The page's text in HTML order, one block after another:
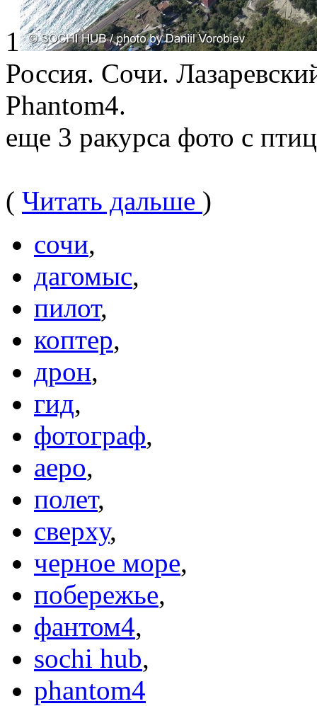
1
Россия. Сочи.
Phantom4.
еще 3 ракурса фото с
( Читать дальше )
сочи,
дагомыс,
пилот,
коптер,
дрон,
гид,
фотограф,
аеро,
полет,
сверху,
черное море,
побережье,
фантом4,
sochi hub,
phantom4